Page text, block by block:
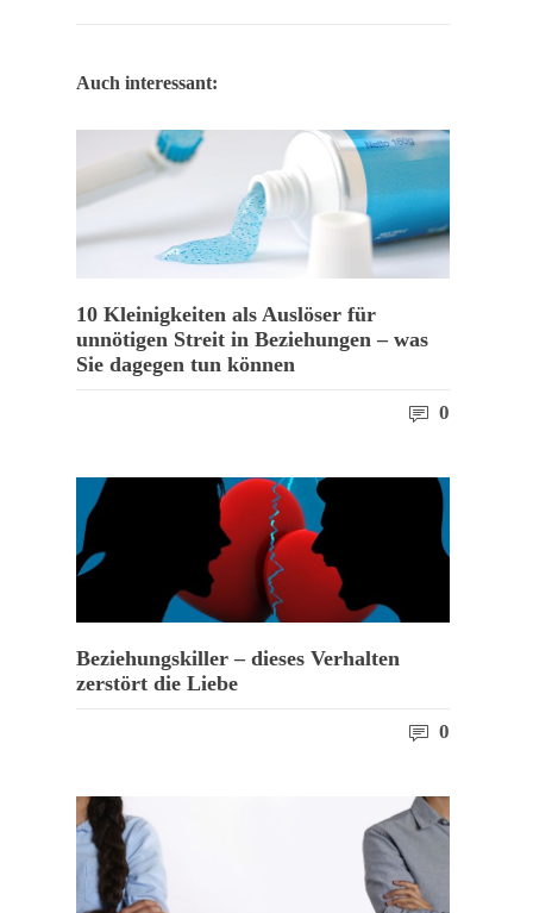
Auch interessant:
10 Kleinigkeiten als Auslöser für
unnötigen Streit in Beziehungen – was
Sie dagegen tun können
0
Beziehungskiller – dieses Verhalten
zerstört die Liebe
0